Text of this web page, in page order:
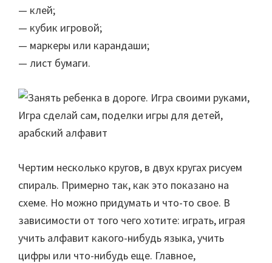
— клей;
— кубик игровой;
— маркеры или карандаши;
— лист бумаги.
Чертим несколько кругов, в двух кругах рисуем
спираль. Примерно так, как это показано на
схеме. Но можно придумать и что-то свое. В
зависимости от того чего хотите: играть, играя
учить алфавит какого-нибудь языка, учить
цифры или что-нибудь еще. Главное,